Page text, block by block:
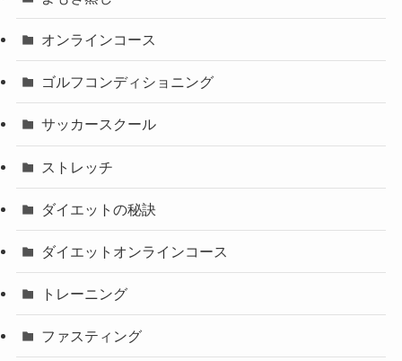
オンラインコース
ゴルフコンディショニング
サッカースクール
ストレッチ
ダイエットの秘訣
ダイエットオンラインコース
トレーニング
ファスティング